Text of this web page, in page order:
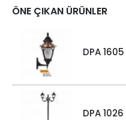
ÖNE ÇIKAN ÜRÜNLER
DPA 1605
DPA 1026